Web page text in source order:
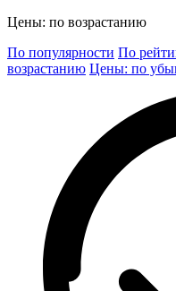
Цены: по возрастанию
По популярности По
возрастанию Цены: по